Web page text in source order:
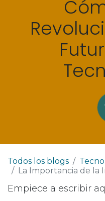
Todos los blogs
La Importancia de la Inteligencia Artificial:
Empiece a escribir